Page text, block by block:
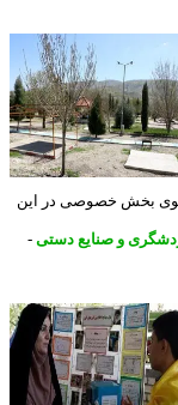
خصوصی در این
و صنایع دستی-